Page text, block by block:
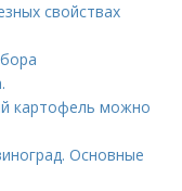
свойствах
картофель можно
Основные